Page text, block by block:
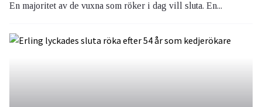
En majoritet av de vuxna som röker i dag vill sluta. En...